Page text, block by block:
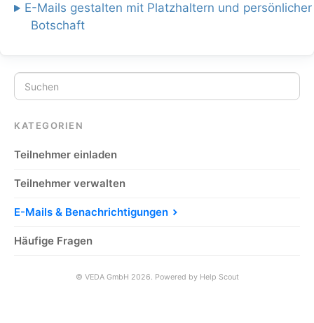
E-Mails gestalten mit Platzhaltern und persönlicher
Botschaft
KATEGORIEN
Teilnehmer einladen
Teilnehmer verwalten
E-Mails & Benachrichtigungen
Häufige Fragen
© VEDA GmbH 2026. Powered by Help Scout